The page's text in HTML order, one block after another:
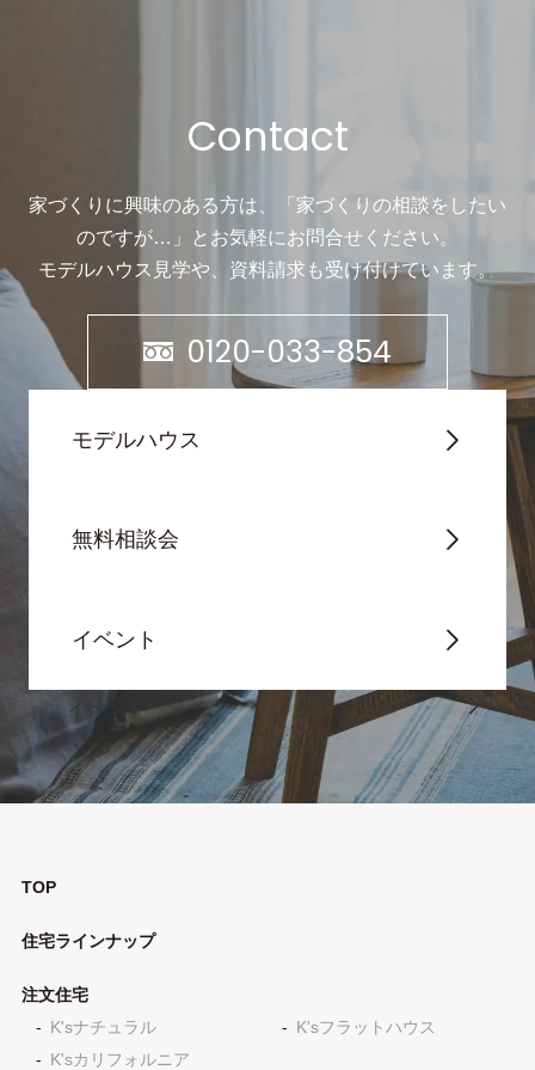
Contact
家づくりに興味のある方は、「家づくりの相談をしたい
のですが…」と お気軽にお問合せください。
モデルハウス見学や、資料請求も受け付けています。
0120-033-854
モデルハウス
無料相談会
イベント
TOP
住宅ラインナップ
注文住宅
K'sナチュラル
K'sフラットハウス
K'sカリフォルニア